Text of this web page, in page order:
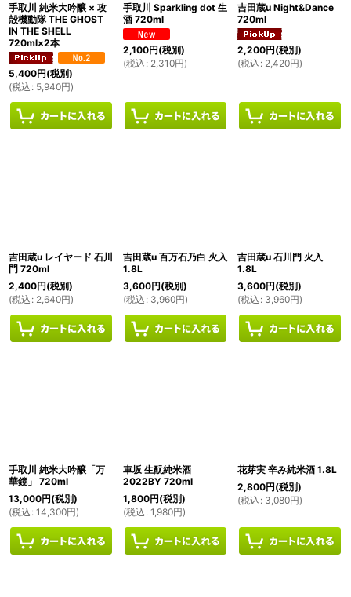
手取川 純米大吟醸 × 攻
殻機動隊 THE GHOST
IN THE SHELL
720ml×2本
5,400円(税別)
(税込 : 5,940円)
手取川 Sparkling dot 生
酒 720ml
2,100円(税別)
(税込 : 2,310円)
吉田蔵u Night&Dance
720ml
2,200円(税別)
(税込 : 2,420円)
吉田蔵u レイヤード 石川
門 720ml
2,400円(税別)
(税込 : 2,640円)
吉田蔵u 百万石乃白 火入
1.8L
3,600円(税別)
(税込 : 3,960円)
吉田蔵u 石川門 火入
1.8L
3,600円(税別)
(税込 : 3,960円)
手取川 純米大吟醸「万
華鏡」 720ml
13,000円(税別)
(税込 : 14,300円)
車坂 生酛純米酒
2022BY 720ml
1,800円(税別)
(税込 : 1,980円)
花芽実 辛み純米酒 1.8L
2,800円(税別)
(税込 : 3,080円)